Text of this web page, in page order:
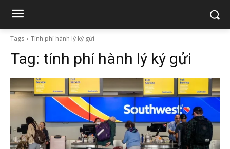
Tags Tính phí hành lý ký gửi
Tag: tính phí hành lý ký gửi